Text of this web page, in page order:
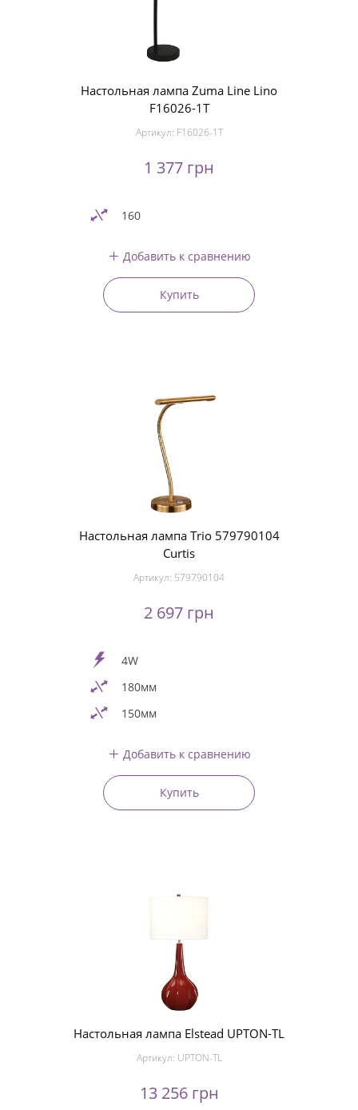
Настольная лампа Zuma Line Lino
F16026-1T
Артикул: F16026-1T
1 377 грн
160
Добавить к сравнению
Купить
Настольная лампа Trio 579790104
Curtis
Артикул: 579790104
2 697 грн
4W
180мм
150мм
Добавить к сравнению
Купить
Настольная лампа Elstead UPTON-TL
Артикул: UPTON-TL
13 256 грн